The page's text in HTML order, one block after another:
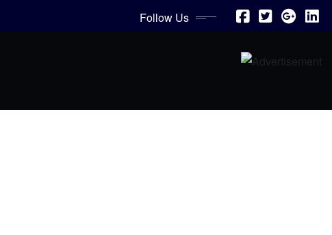
Follow Us